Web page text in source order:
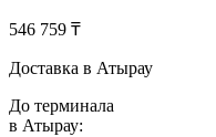
546 759 ₸
Доставка в Атырау
До терминала
в Атырау: